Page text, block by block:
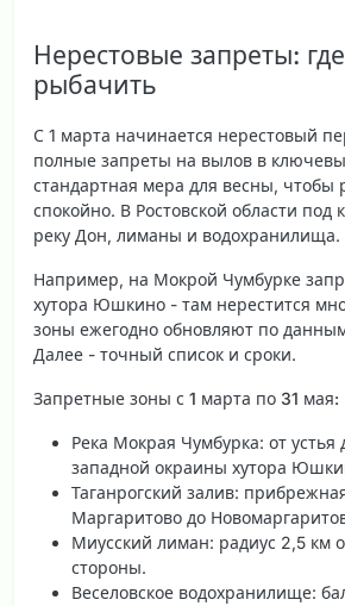
Нерестовые запреты:
рыбачить
С 1 марта начинается нерестовый
полные запреты на вылов в
стандартная мера для весны, чтобы
спокойно. В Ростовской области под
реку Дон, лиманы и водохранилища.
Например, на Мокрой Чумбурке
хутора Юшкино - там нерестится
зоны ежегодно обновляют по
Далее - точный список и сроки.
Запретные зоны с 1 марта по 31 мая:
Река Мокрая Чумбурка: от устья
западной окраины хутора
Таганрогский залив:
Маргаритово до
Миусский лиман: радиус 2,5 км
стороны.
Веселовское водохранилище: